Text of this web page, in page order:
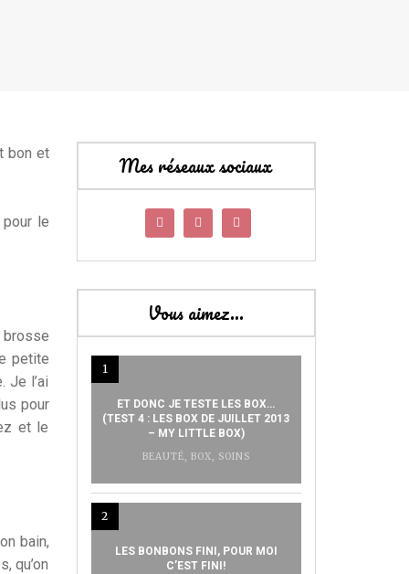
bon et
le
petite
Je l’ai
pour
et le
bain,
qu’on
Mes réseaux sociaux
Vous aimez…
1
ET DONC JE TESTE LES BOX…
(TEST 4 : LES BOX DE JUILLET 2013
– MY LITTLE BOX)
BEAUTÉ, BOX, SOINS
2
LES BONBONS FINI, POUR MOI
C’EST FINI!